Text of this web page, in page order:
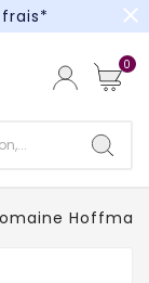
close
0
Hoffman